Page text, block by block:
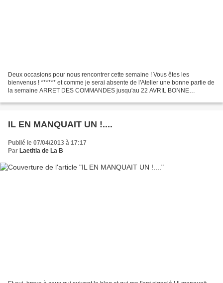
Deux occasions pour nous rencontrer cette semaine ! Vous êtes les
bienvenus ! ****** et comme je serai absente de l'Atelier une bonne partie de
la semaine ARRET DES COMMANDES jusqu'au 22 AVRIL BONNE
IL EN MANQUAIT UN !....
Publié le 07/04/2013 à 17:17
Par Laetitia de La B